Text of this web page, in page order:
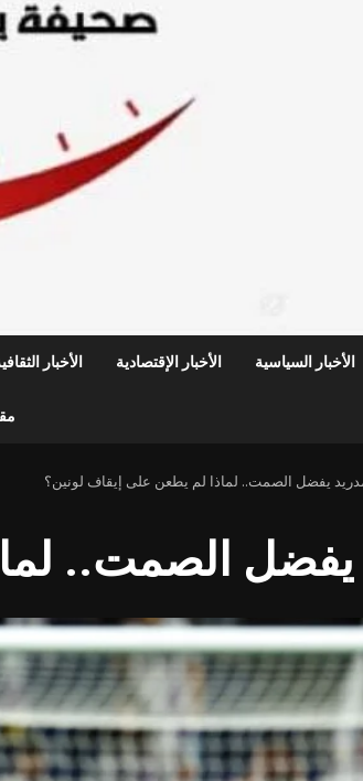
الأخبار السياسية الأخبار الإقتصادية الأخبار
يفضل الصمت.. لماذا لم يطعن على إيقاف لونين؟
يفضل الصمت..